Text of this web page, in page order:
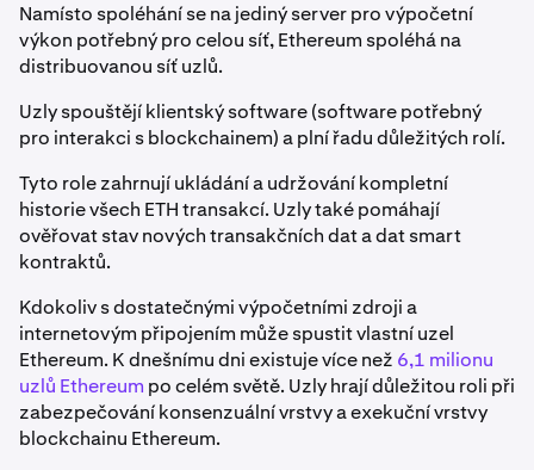
Namísto spoléhání se na jediný server pro výpočetní
výkon potřebný pro celou síť, Ethereum spoléhá na
distribuovanou síť uzlů.
Uzly spouštějí klientský software (software potřebný
pro interakci s blockchainem) a plní řadu důležitých rolí.
Tyto role zahrnují ukládání a udržování kompletní
historie všech ETH transakcí. Uzly také pomáhají
ověřovat stav nových transakčních dat a dat smart
kontraktů.
Kdokoliv s dostatečnými výpočetními zdroji a
internetovým připojením může spustit vlastní uzel
Ethereum. K dnešnímu dni existuje více než 6,1 milionu
uzlů Ethereum po celém světě. Uzly hrají důležitou roli při
zabezpečování konsenzuální vrstvy a exekuční vrstvy
blockchainu Ethereum.